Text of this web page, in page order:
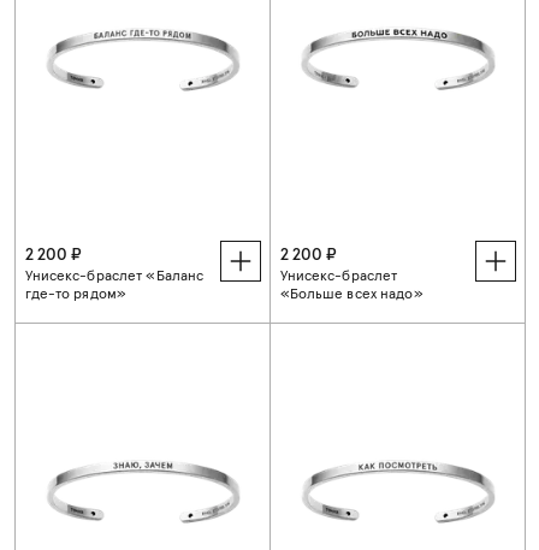
2 200 ₽
Унисекс-браслет «Баланс
где-то рядом»
2 200 ₽
Унисекс-браслет
«Больше всех надо»